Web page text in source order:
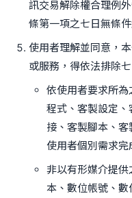
訊交易解除權合理例
條第一項之七日無條件
使用者理解並同意，
或服務，得依法排除
依使用者要求所
程式、客製設定
接、客製腳本、
使用者個別需求完
非以有形媒介提
本、數位帳號、數